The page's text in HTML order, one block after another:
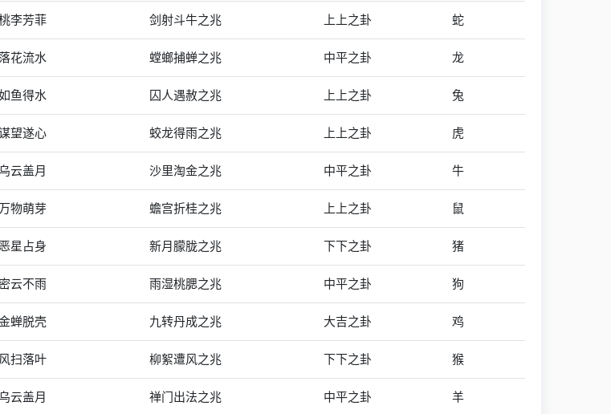
李芳菲 剑射斗牛之兆 上上之卦 蛇
花流水 螳螂捕蝉之兆 中平之卦 龙
鱼得水 囚人遇赦之兆 上上之卦 兔
望遂心 蛟龙得雨之兆 上上之卦 虎
云盖月 沙里淘金之兆 中平之卦 牛
万物萌芽 蟾宫折桂之兆 上上之卦 鼠
恶星占身 新月朦胧之兆 下下之卦 猪
云不雨 雨湿桃腮之兆 中平之卦 狗
蝉脱壳 九转丹成之兆 大吉之卦 鸡
风扫落叶 柳絮遭风之兆 下下之卦 猴
云盖月 禅门出法之兆 中平之卦 羊